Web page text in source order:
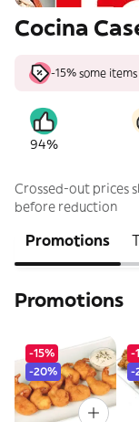
Cocina
-15% some items
94%
Crossed-out prices
before reduction
Promotions
Promotions
-15%
-20%
-
-